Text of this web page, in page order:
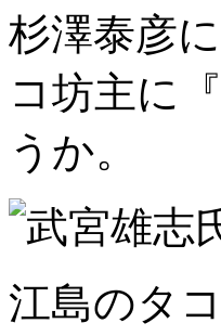
杉澤泰彦
コ坊主に
うか。
江島のタ